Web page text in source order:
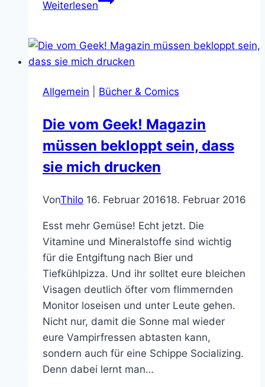
Weiterlesen
euch
Sword
Sorcery?
Allgemein Bücher & Comics
Die vom Geek! Magazin
müssen bekloppt sein, dass
sie mich drucken
VonThilo 16. Februar 201618. Februar 2016
Esst mehr Gemüse! Echt jetzt. Die
Vitamine und Mineralstoffe sind wichtig
für die Entgiftung nach Bier und
Tiefkühlpizza. Und ihr solltet eure bleichen
Visagen deutlich öfter vom flimmernden
Monitor loseisen und unter Leute gehen.
Nicht nur, damit die Sonne mal wieder
eure Vampirfressen abtasten kann,
sondern auch für eine Schippe Socializing.
Denn dabei lernt man…